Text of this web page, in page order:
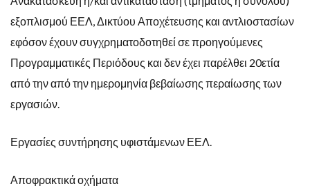
εξοπλισμού ΕΕΛ, Δικτύου Αποχέτευσης και αντλιοστασίων
εφόσον έχουν συγχρηματοδοτηθεί σε προηγούμενες
Προγραμματικές Περιόδους και δεν έχει παρέλθει 20ετία
από την από την ημερομηνία βεβαίωσης περαίωσης των
εργασιών.
Εργασίες συντήρησης υφιστάμενων ΕΕΛ.
Αποφρακτικά οχήματα